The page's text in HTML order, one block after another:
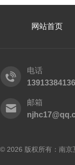
网站首页
电话
13913384136
邮箱
© 2026 版权所有：南